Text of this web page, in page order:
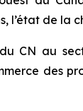
l’état de la
CN au
des